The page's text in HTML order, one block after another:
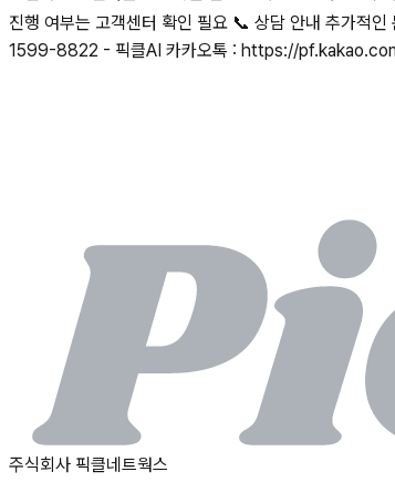
진행 여부는 고객센터 확인 필요 📞 상담 안내 추가적
1599-8822 - 픽클AI 카카오톡 : https://
주식회사 픽클네트웍스